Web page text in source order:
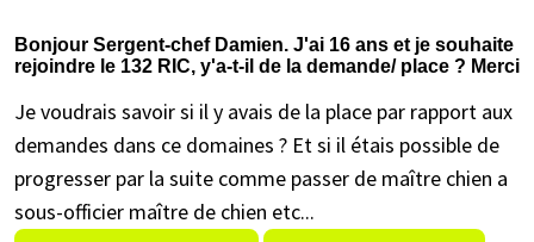
Bonjour Sergent-chef Damien. J'ai 16 ans et je souhaite
rejoindre le 132 RIC, y'a-t-il de la demande/ place ? Merci
Je voudrais savoir si il y avais de la place par rapport aux
demandes dans ce domaines ? Et si il étais possible de
progresser par la suite comme passer de maître chien a
sous-officier maître de chien etc...